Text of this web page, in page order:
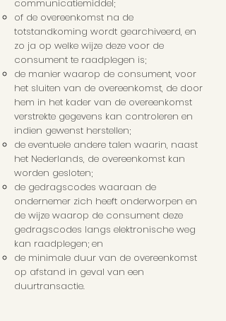
communicatiemiddel;
of de overeenkomst na de
totstandkoming wordt gearchiveerd, en
zo ja op welke wijze deze voor de
consument te raadplegen is;
de manier waarop de consument, voor
het sluiten van de overeenkomst, de door
hem in het kader van de overeenkomst
verstrekte gegevens kan controleren en
indien gewenst herstellen;
de eventuele andere talen waarin, naast
het Nederlands, de overeenkomst kan
worden gesloten;
de gedragscodes waaraan de
ondernemer zich heeft onderworpen en
de wijze waarop de consument deze
gedragscodes langs elektronische weg
kan raadplegen; en
de minimale duur van de overeenkomst
op afstand in geval van een
duurtransactie.